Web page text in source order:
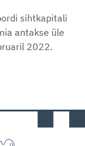
sihtkapitali
antakse üle
2022.